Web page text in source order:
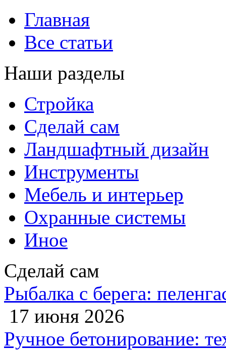
Главная
Все статьи
Наши разделы
Стройка
Сделай сам
Ландшафтный дизайн
Инструменты
Мебель и интерьер
Охранные системы
Иное
Сделай сам
Рыбалка с берега:
17 июня 2026
Ручное бетонирование: